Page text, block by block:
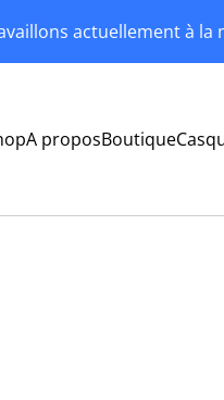
actuellement à la
A proposBoutique